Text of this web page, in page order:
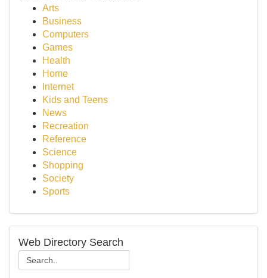
Arts
Business
Computers
Games
Health
Home
Internet
Kids and Teens
News
Recreation
Reference
Science
Shopping
Society
Sports
Web Directory Search